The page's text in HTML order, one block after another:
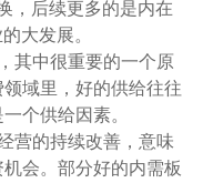
，后续更多的是内在
大发展。
其中很重要的一个原
域里，好的供给往往
个供给因素。
营的持续改善，意味
会。部分好的内需板